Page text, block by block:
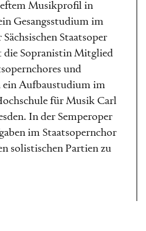
Musikprofil in
Gesangsstudium im
Staatsoper
die Sopranistin Mitglied
und
ein Aufbaustudium im
für Musik Carl
In der Semperoper
im Staatsopernchor
solistischen Partien zu